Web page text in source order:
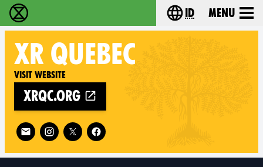
Extinction Rebellion (XR–Pemberontakan
Choose your
id Menu
XR QUEBEC
Visit website
xrqc.org
Follow XR Quebec on